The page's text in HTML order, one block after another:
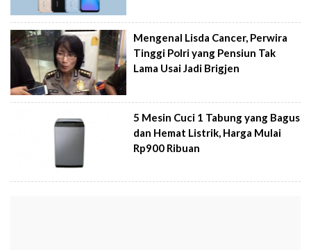
Mengenal Lisda Cancer, Perwira
Tinggi Polri yang Pensiun Tak
Lama Usai Jadi Brigjen
5 Mesin Cuci 1 Tabung yang Bagus
dan Hemat Listrik, Harga Mulai
Rp900 Ribuan